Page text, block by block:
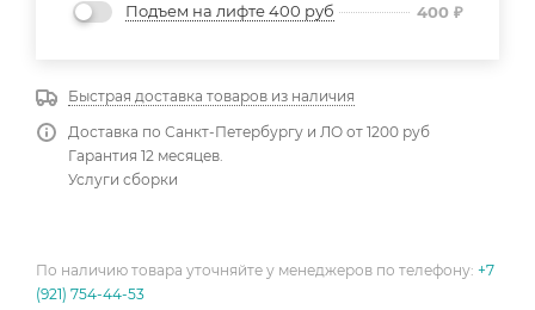
Подъем на лифте 400 руб 400 ₽
Быстрая доставка товаров из наличия
Доставка по Санкт-Петербургу и ЛО от 1200 руб
Гарантия 12 месяцев.
Услуги сборки
По наличию товара уточняйте у менеджеров по телефону: +7
(921) 754-44-53